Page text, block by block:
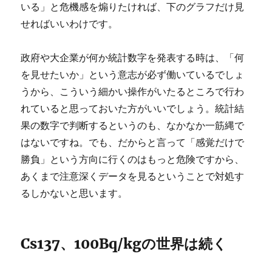
いる」と危機感を煽りたければ、下のグラフだけ見
せればいいわけです。
政府や大企業が何か統計数字を発表する時は、「何
を見せたいか」という意志が必ず働いているでしょ
うから、こういう細かい操作がいたるところで行わ
れていると思っておいた方がいいでしょう。統計結
果の数字で判断するというのも、なかなか一筋縄で
はないですね。でも、だからと言って「感覚だけで
勝負」という方向に行くのはもっと危険ですから、
あくまで注意深くデータを見るということで対処す
るしかないと思います。
Cs137、100Bq/kgの世界は続く